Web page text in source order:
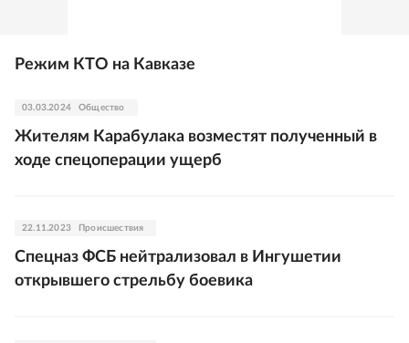
Режим КТО на Кавказе
03.03.2024 Общество
Жителям Карабулака возместят полученный в
ходе спецоперации ущерб
22.11.2023 Происшествия
Спецназ ФСБ нейтрализовал в Ингушетии
открывшего стрельбу боевика